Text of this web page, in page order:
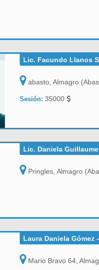
Lic. Facundo Llanos
abasto, Almagro
Sesión: 35000
Lic. Daniela Guillaume
Pringles, Almagro
Laura Daniela Gómez
Mario Bravo 64,